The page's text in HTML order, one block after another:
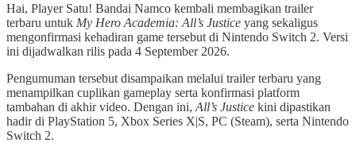
Hai, Player Satu! Bandai Namco kembali membagikan trailer
terbaru untuk My Hero Academia: All’s Justice yang sekaligus
mengonfirmasi kehadiran game tersebut di Nintendo Switch 2. Versi
ini dijadwalkan rilis pada 4 September 2026.
Pengumuman tersebut disampaikan melalui trailer terbaru yang
menampilkan cuplikan gameplay serta konfirmasi platform
tambahan di akhir video. Dengan ini, All’s Justice kini dipastikan
hadir di PlayStation 5, Xbox Series X|S, PC (Steam), serta Nintendo
Switch 2.